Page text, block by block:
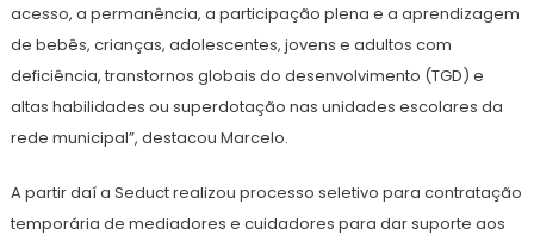
acesso, a permanência, a participação plena e a aprendizagem
de bebês, crianças, adolescentes, jovens e adultos com
deficiência, transtornos globais do desenvolvimento (TGD) e
altas habilidades ou superdotação nas unidades escolares da
rede municipal”, destacou Marcelo.
A partir daí a Seduct realizou processo seletivo para contratação
temporária de mediadores e cuidadores para dar suporte aos